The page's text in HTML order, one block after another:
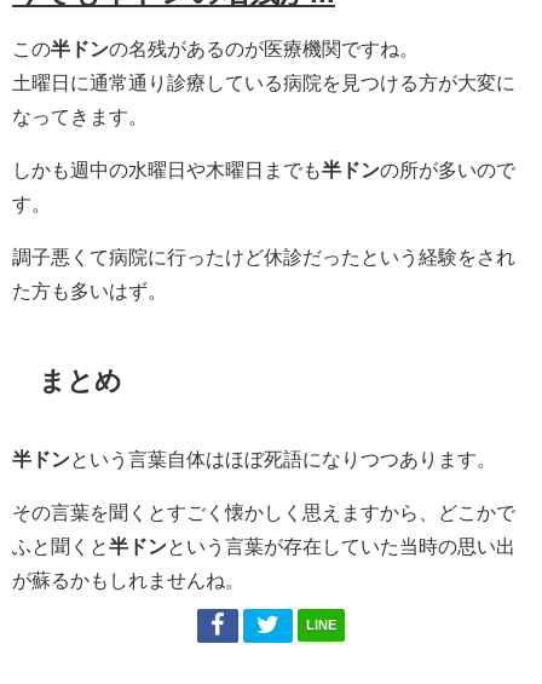
この半ドンの名残があるのが医療機関ですね。
土曜日に通常通り診療している病院を見つける方が大変に
なってきます。
しかも週中の水曜日や木曜日までも半ドンの所が多いので
す。
調子悪くて病院に行ったけど休診だったという経験をされ
た方も多いはず。
まとめ
半ドンという言葉自体はほぼ死語になりつつあります。
その言葉を聞くとすごく懐かしく思えますから、どこかで
ふと聞くと半ドンという言葉が存在していた当時の思い出
が蘇るかもしれませんね。
LINE